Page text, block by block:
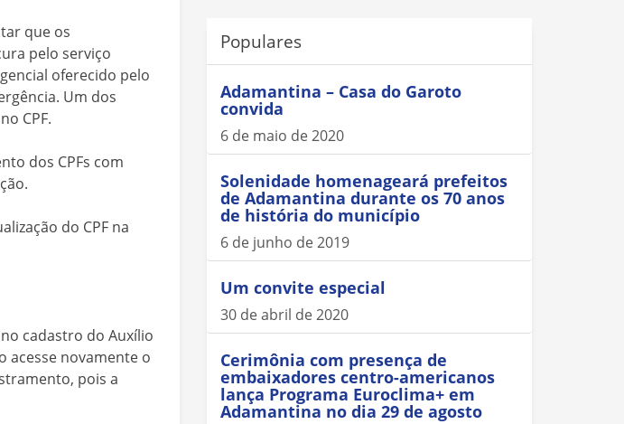
que os
pelo serviço
oferecido pelo
Um dos
CPF.
dos CPFs com
do CPF na
cadastro do Auxílio
acesse novamente o
pois a
Populares
Adamantina – Casa do Garoto
convida
6 de maio de 2020
Solenidade homenageará prefeitos
de Adamantina durante os 70 anos
de história do município
6 de junho de 2019
Um convite especial
30 de abril de 2020
Cerimônia com presença de
embaixadores centro-americanos
lança Programa Euroclima+ em
Adamantina no dia 29 de agosto